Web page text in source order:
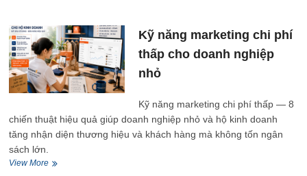
chiến
cho
hộ
kinh
doanh
nhỏ
Kỹ năng marketing chi phí
thấp cho doanh nghiệp
nhỏ
Kỹ năng marketing chi phí thấp — 8
chiến thuật hiệu quả giúp doanh nghiệp nhỏ và hộ kinh doanh
tăng nhận diện thương hiệu và khách hàng mà không tốn ngân
sách lớn.
View MoreKỹ